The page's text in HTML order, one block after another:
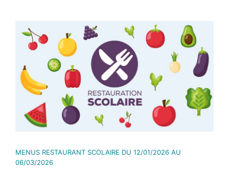
l'image
agrandie
MENUS RESTAURANT SCOLAIRE DU 12/01/2026 AU
06/03/2026